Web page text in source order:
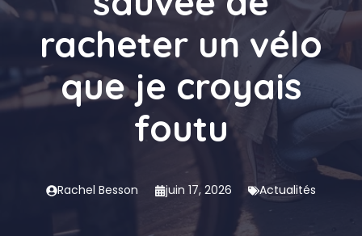
racheter un vélo
que je croyais
foutu
Rachel Besson juin 17, 2026 Actualités